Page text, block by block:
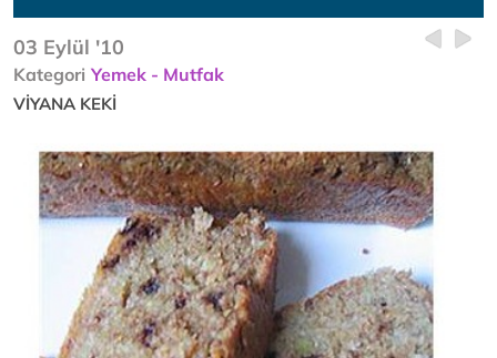
03 Eylül '10
Kategori Yemek - Mutfak
VİYANA KEKİ